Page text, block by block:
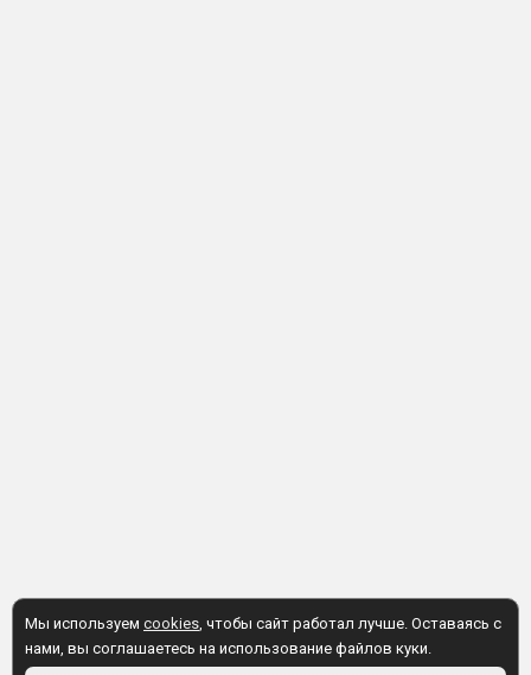
Мы используем cookies, чтобы сайт работал лучше. Оставаясь с
нами, вы соглашаетесь на использование файлов куки.